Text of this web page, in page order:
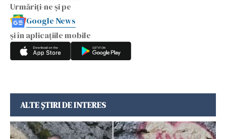
Urmăriți-ne și pe
Google News
și în aplicațiile mobile
ALTE ȘTIRI DE INTERES